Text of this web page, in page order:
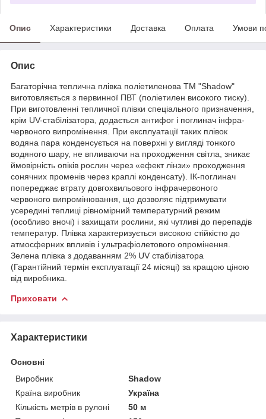
Опис Характеристики Доставка Оплата Умови
Опис
Багаторічна теплична плівка поліетиленова ТМ "Shadow"
виготовляється з первинної ПВТ (поліетилен високого тиску).
При виготовленні тепличної плівки спеціального призначення,
крім UV-стабілізатора, додається антифог і поглинач інфра-
червоного випромінення. При експлуатації таких плівок
водяна пара конденсується на поверхні у вигляді тонкого
водяного шару, не впливаючи на проходження світла, зникає
ймовірність опіків рослин через «ефект лінзи» проходження
сонячних променів через краплі конденсату). ІК-поглинач
попереджає втрату довгохвильового інфрачервоного
червоного випромінювання, що дозволяє підтримувати
усередині теплиці рівномірний температурний режим
(особливо вночі) і захищати рослини, які чутливі до перепадів
температур. Плівка характеризується високою стійкістю до
атмосферних впливів і ультрафіолетового опромінення.
Зелена плівка з додаванням 2% UV стабілізатора
(Гарантійний термін експлуатації 24 місяці) за кращою ціною
від виробника.
Приховати
Характеристики
Основні
Виробник
Shadow
Країна виробник
Україна
Кількість метрів в рулоні
50 м